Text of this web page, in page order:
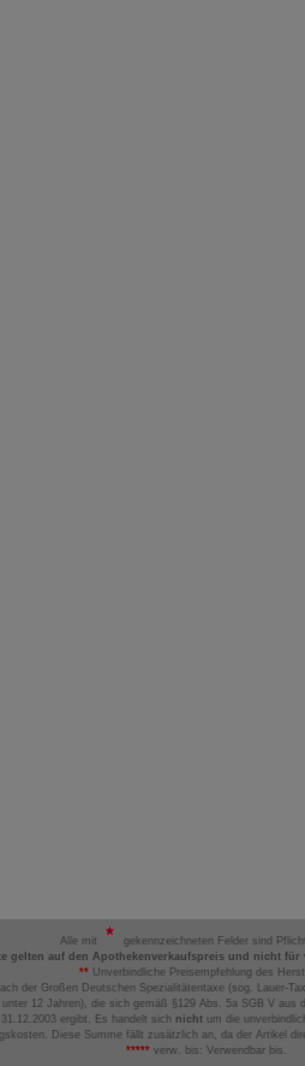
Alle mit
gekennzeichneten Felder sind
gelten auf den Apothekenverkaufspreis und nicht
**Unverbindliche Preisempfehlung des
der Großen Deutschen Spezialitätentaxe (sog. Lauer-
12 Jahren), die sich gemäß §129 Abs. 5a SGB V
ergibt. Es handelt sich nicht um die
Diese Summe fällt zusätzlich an, da der Artikel
***** verw. bis: Verwendbar bis.